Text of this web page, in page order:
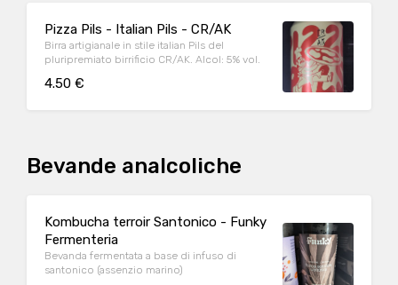
Pizza Pils - Italian Pils - CR/AK
Birra artigianale in stile italian Pils del
pluripremiato birrificio CR/AK. Alcol: 5% vol.
4.50 €
Bevande analcoliche
Kombucha terroir Santonico - Funky
Fermenteria
Bevanda fermentata a base di infuso di
santonico (assenzio marino)